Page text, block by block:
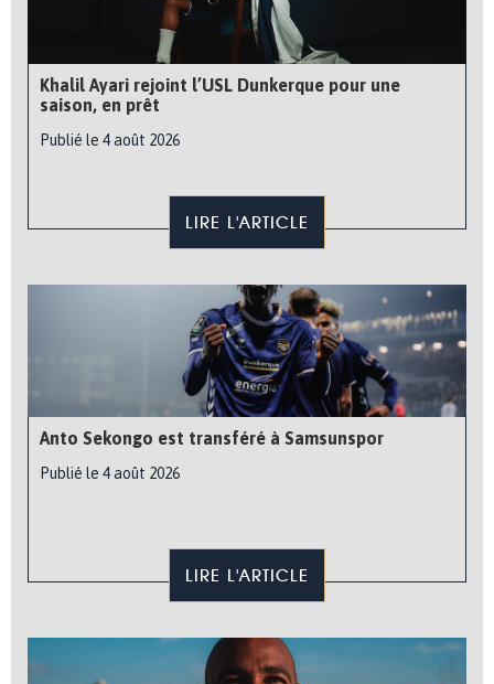
Khalil Ayari rejoint l’USL Dunkerque pour une
saison, en prêt
Publié le 4 août 2026
LIRE L'ARTICLE
Anto Sekongo est transféré à Samsunspor
Publié le 4 août 2026
LIRE L'ARTICLE